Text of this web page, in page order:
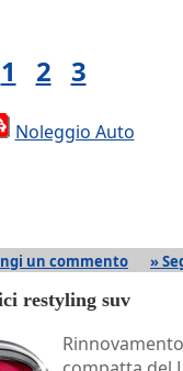
1 2 3
Noleggio Auto
un commento »
restyling suv